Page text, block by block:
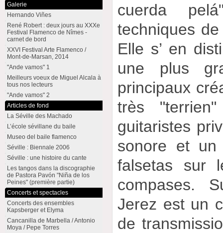
cuerda
techniques
Elle s’ en
une plus
principaux
très
guitaristes
sonore et un
falsetas sur
compases.
Jerez est un
de
Galerie
Hernando Viñes
René Robert : deux jours au XXXe
Festival Flamenco de Nîmes -
carnet de bord
XXVI Festival Arte Flamenco /
Mont-de-Marsan, 2014
"Ande vamos" 1
Meilleurs voeux de Miguel Alcala à
tous nos lecteurs
"Ande vamos" 2
Articles de fond
La Séville des Machado
L’école sévillane du baile
Museo del baile flamenco
Séville : Biennale 2006
Séville : une histoire du cante
Les tangos dans la discographie
de Pastora Pavón "Niña de los
Peines" (première partie)
Concerts et spectacles
Concerts des ensembles
Kapsberger et Elyma
Cancanilla de Marbella / Antonio
Moya / Pepe Torres